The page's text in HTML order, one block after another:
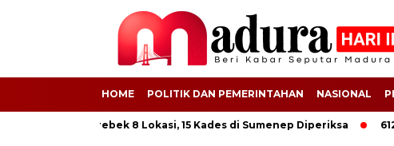
HOME POLITIK DAN PEMERINTAHAN NASIONAL
Grebek 8 Lokasi, 15 Kades di Sumenep Diperiksa 612 Buruh